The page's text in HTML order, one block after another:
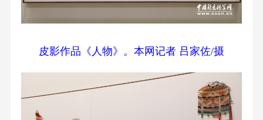
皮影作品《人物》。本网记者 吕家佐/摄